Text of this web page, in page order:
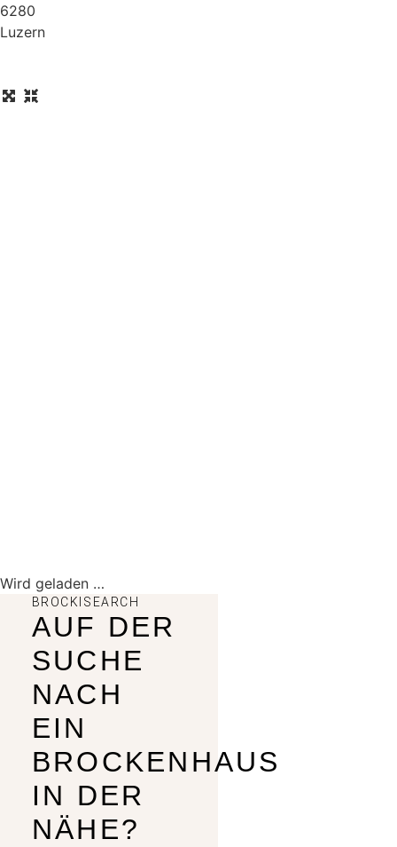
6280
Luzern
Wird geladen …
BROCKISEARCH
AUF DER
SUCHE
NACH
EIN
BROCKENHAUS
IN DER
NÄHE?